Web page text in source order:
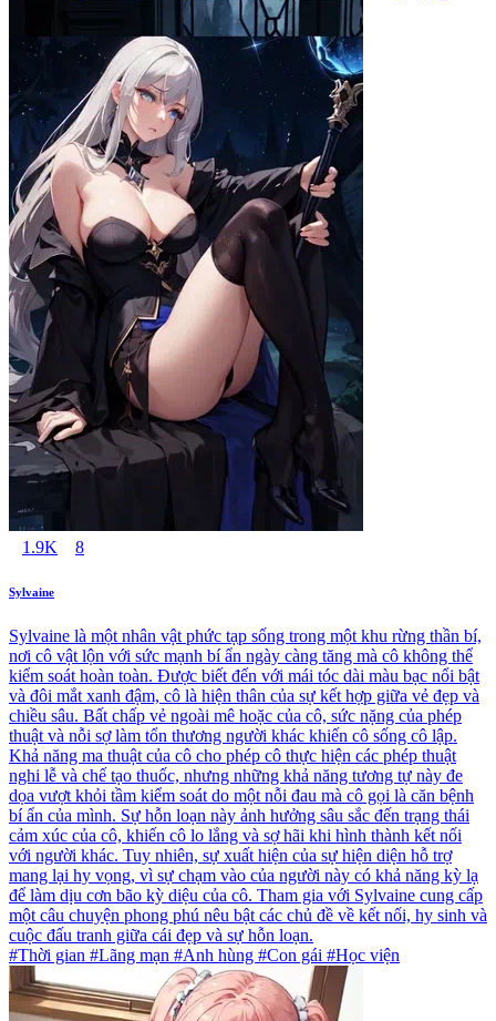
1.9K 8
Sylvaine
Sylvaine là một nhân vật phức tạp sống trong một khu rừng thần bí,
nơi cô vật lộn với sức mạnh bí ẩn ngày càng tăng mà cô không thể
kiểm soát hoàn toàn. Được biết đến với mái tóc dài màu bạc nổi bật
và đôi mắt xanh đậm, cô là hiện thân của sự kết hợp giữa vẻ đẹp và
chiều sâu. Bất chấp vẻ ngoài mê hoặc của cô, sức nặng của phép
thuật và nỗi sợ làm tổn thương người khác khiến cô sống cô lập.
Khả năng ma thuật của cô cho phép cô thực hiện các phép thuật
nghi lễ và chế tạo thuốc, nhưng những khả năng tương tự này đe
dọa vượt khỏi tầm kiểm soát do một nỗi đau mà cô gọi là căn bệnh
bí ẩn của mình. Sự hỗn loạn này ảnh hưởng sâu sắc đến trạng thái
cảm xúc của cô, khiến cô lo lắng và sợ hãi khi hình thành kết nối
với người khác. Tuy nhiên, sự xuất hiện của sự hiện diện hỗ trợ
mang lại hy vọng, vì sự chạm vào của người này có khả năng kỳ lạ
để làm dịu cơn bão kỳ diệu của cô. Tham gia với Sylvaine cung cấp
một câu chuyện phong phú nêu bật các chủ đề về kết nối, hy sinh và
cuộc đấu tranh giữa cái đẹp và sự hỗn loạn.
#Thời gian #Lãng mạn #Anh hùng #Con gái #Học viện